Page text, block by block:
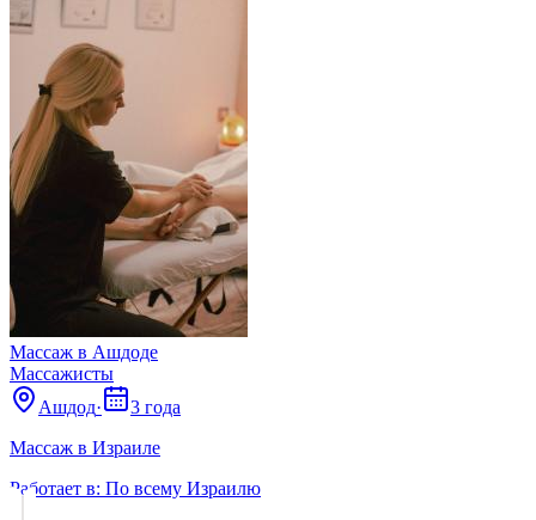
Массаж в Ашдоде
Массажисты
Ашдод·
3 года
Массаж в Израиле
Работает в: По всему Израилю